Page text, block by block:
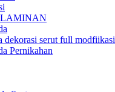
dekorasi serut full modfiikasi
Pernikahan